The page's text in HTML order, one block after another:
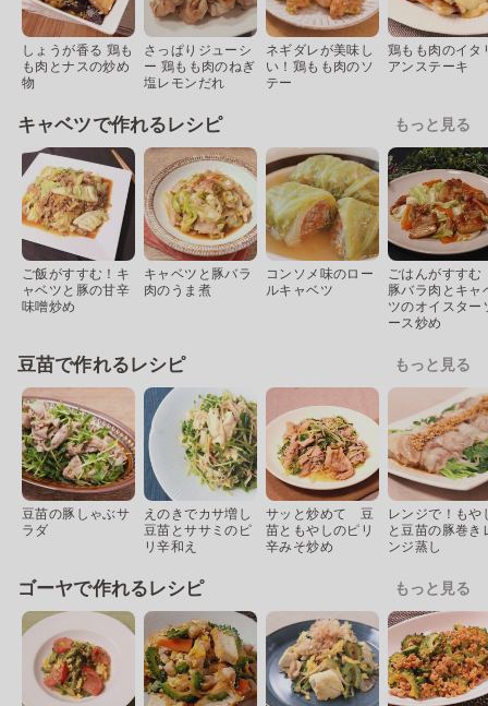
しょうが香る 鶏も
も肉とナスの炒め
物
さっぱりジューシ
ー 鶏もも肉のねぎ
塩レモンだれ
ネギダレが美味し
い！鶏もも肉のソ
テー
鶏もも肉のイタ
アンステーキ
キャベツで作れるレシピ もっと見る
ご飯がすすむ！キ
ャベツと豚の甘辛
味噌炒め
キャベツと豚バラ
肉のうま煮
コンソメ味のロー
ルキャベツ
ごはんがすすむ
豚バラ肉とキャ
ツのオイスター
ース炒め
豆苗で作れるレシピ もっと見る
豆苗の豚しゃぶサ
ラダ
えのきでカサ増し
豆苗とササミのピ
リ辛和え
サッと炒めて 豆
苗ともやしのピリ
辛みそ炒め
レンジで！もや
と豆苗の豚巻き
ンジ蒸し
ゴーヤで作れるレシピ もっと見る